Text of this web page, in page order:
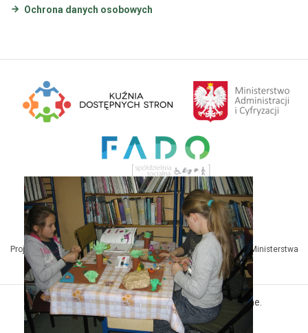
Ochrona danych osobowych
Projekt Kuźnia Dostępnych Stron współfinansowany ze środków Ministerstwa
Administracji i Cyfryzacji
© MBP Pyskowice. Wszystkie prawa zastrzeżone.
Kuźnia Dostępnych Stron